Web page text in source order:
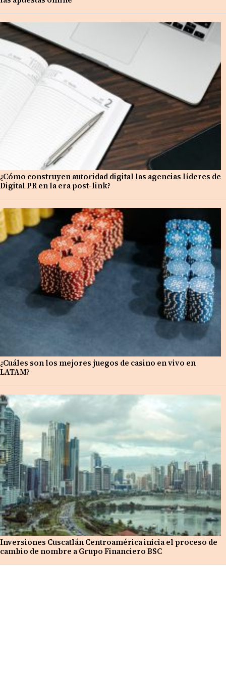
¿Cómo construyen autoridad digital las agencias líderes de
Digital PR en la era post-link?
¿Cuáles son los mejores juegos de casino en vivo en
LATAM?
Inversiones Cuscatlán Centroamérica inicia el proceso de
cambio de nombre a Grupo Financiero BSC